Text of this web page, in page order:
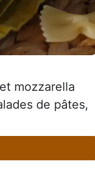
mozzarella
de pâtes,